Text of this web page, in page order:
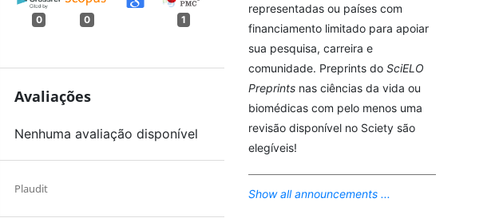
0 0 1
Avaliações
Nenhuma avaliação disponível
Plaudit
representadas ou países com
financiamento limitado para apoiar
sua pesquisa, carreira e
comunidade. Preprints do SciELO
Preprintsnas ciências da vida ou
biomédicas com pelo menos uma
revisão disponível no Sciety são
elegíveis!
Show all announcements ...